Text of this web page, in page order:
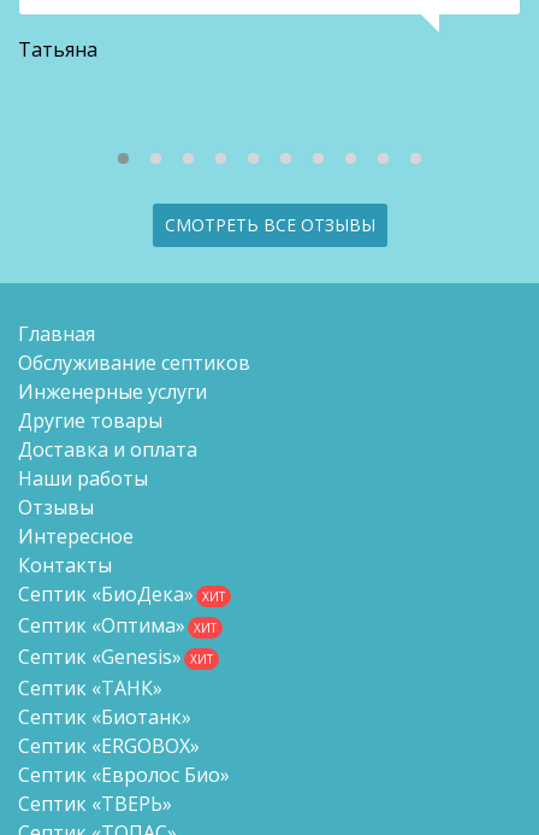
Татьяна
СМОТРЕТЬ ВСЕ ОТЗЫВЫ
Главная
Обслуживание септиков
Инженерные услуги
Другие товары
Доставка и оплата
Наши работы
Отзывы
Интересное
Контакты
Септик «БиоДека» ХИТ
Септик «Оптима» ХИТ
Септик «Genesis» ХИТ
Септик «ТАНК»
Септик «Биотанк»
Септик «ERGOBOX»
Септик «Евролос Био»
Септик «ТВЕРЬ»